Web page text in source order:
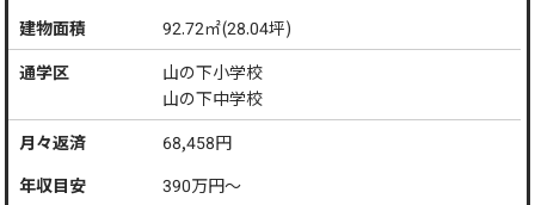
建物面積
92.72㎡(28.04坪)
通学区
山の下小学校
山の下中学校
月々返済
68,458円
年収目安
390万円～